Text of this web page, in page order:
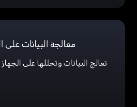
معالجة البيانات على
تعالج البيانات وتحللها على